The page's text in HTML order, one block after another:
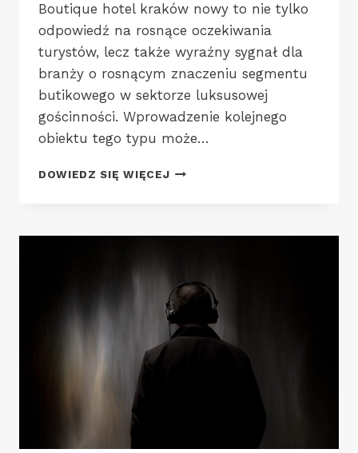
Boutique hotel kraków nowy to nie tylko
odpowiedź na rosnące oczekiwania
turystów, lecz także wyraźny sygnał dla
branży o rosnącym znaczeniu segmentu
butikowego w sektorze luksusowej
gościnności. Wprowadzenie kolejnego
obiektu tego typu może…
DOWIEDZ SIĘ WIĘCEJNOWY
KRAKOWIE